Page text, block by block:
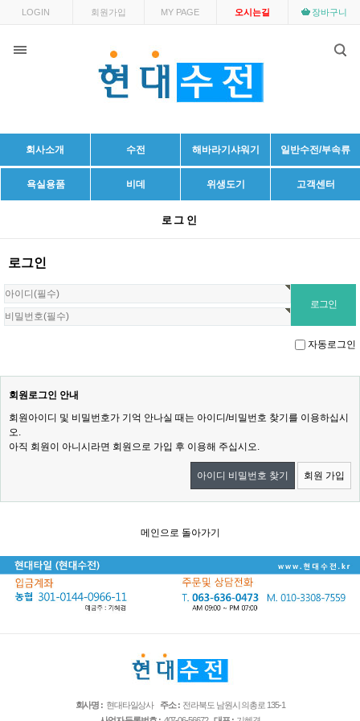
LOGIN 회원가입 MY PAGE 오시는길 장바구니
회사소개 수전 해바라기샤워기 일반수전/부속류
욕실용품 비데 위생도기 고객센터
로그인
로그인
자동로그인
회원로그인 안내
회원아이디 및 비밀번호가 기억 안나실 때는 아이디/비밀번호 찾기를 이용하십시
오.
아직 회원이 아니시라면 회원으로 가입 후 이용해 주십시오.
아이디 비밀번호 찾기 회원 가입
메인으로 돌아가기
회사명 : 현대타일상사 주소 : 전라북도 남원시 의총로 135-1